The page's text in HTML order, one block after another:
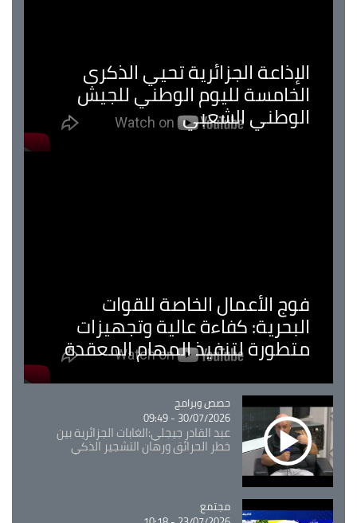
الإذاعة الجزائرية تحيي الذكرى
الخامسة لليوم الوطني للجيش
الوطني الشعبي
فوج الأعمال الخاصة للقوات
البحرية: كفاءة عالية وتجهيزات
متطورة لتنفيذ المهام المعقدة
Catégorie
حصص وبرامج
30/07/2026 - 09:49
عبد القادر جيجلي:الغابات الجزائرية بين
خطر الحرائق ورهان التشجير الذكي
Catégorie
مجتمع